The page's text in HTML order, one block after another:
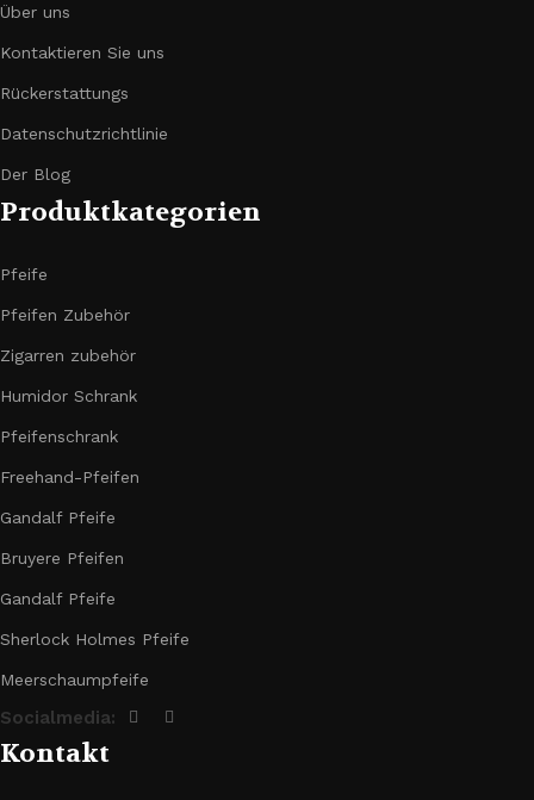
Über uns
Kontaktieren Sie uns
Rückerstattungs
Datenschutzrichtlinie
Der Blog
Produktkategorien
Pfeife
Pfeifen Zubehör
Zigarren zubehör
Humidor Schrank
Pfeifenschrank
Freehand-Pfeifen
Gandalf Pfeife
Bruyere Pfeifen
Gandalf Pfeife
Sherlock Holmes Pfeife
Meerschaumpfeife
Socialmedia:
Kontakt